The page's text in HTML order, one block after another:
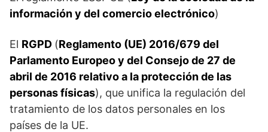
información y del comercio electrónico)
El RGPD (Reglamento (UE) 2016/679 del
Parlamento Europeo y del Consejo de 27 de
abril de 2016 relativo a la protección de las
personas físicas), que unifica la regulación del
tratamiento de los datos personales en los
países de la UE.